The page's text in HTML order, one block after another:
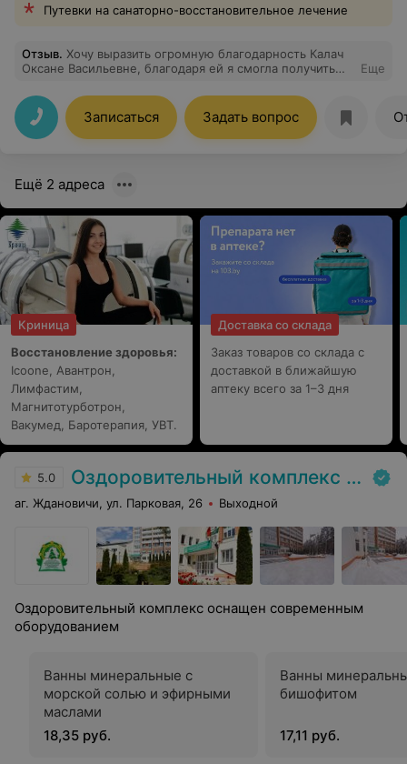
Путевки на санаторно-восстановительное лечение
Отзыв. Хочу выразить огромную благодарность Калач
Оксане Васильевне, благодаря ей я смогла получить
Еще
Записаться Задать вопрос
Ещё 2 адреса
Криница
Восстановление здоровья:
Icoone, Авантрон,
Лимфастим,
Магнитотурботрон,
Вакумед, Баротерапия, УВТ.
Доставка со склада
Заказ товаров со склада с
доставкой в ближайшую
аптеку всего за 1–3 дня
5.0 Оздоровительный комплекс Центра подготовки кадров Минлесхоза
аг. Ждановичи, ул. Парковая, 26 Выходной
Оздоровительный комплекс оснащен современным
оборудованием
Ванны минеральные с
морской солью и эфирными
маслами
18,35 руб.
Ванны
бишофитом
17,11 руб.